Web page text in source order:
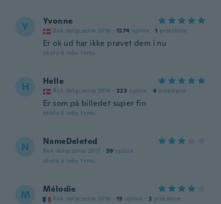
Y Yvonne
Rok dołączenia 2016 · 1274 opinie · 1 przesłane
Er ok ud har ikke prøvet dem i nu
około 6 roku temu
H Helle
Rok dołączenia 2016 · 223 opinie · 4 przesłane
Er som på billedet super fin
około 6 roku temu
N NameDeleted
Rok dołączenia 2017 · 59 opinie
około 6 roku temu
M Mélodie
Rok dołączenia 2016 · 13 opinie · 2 przesłane